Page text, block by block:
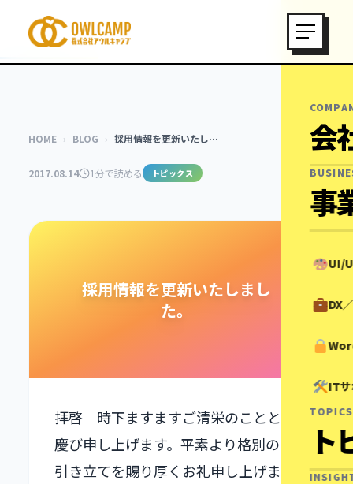
会
事
UI/
DX
IT
TOPICS
ト
HOME › BLOG › 採用情報を更新いたし…
2017.08.14 1分で読める トピックス
採用情報を更新いたしまし
た。
拝啓 時下ますますご清栄のこととお
慶び申し上げます。平素より格別のお
引き立てを賜り厚くお礼申し上げま